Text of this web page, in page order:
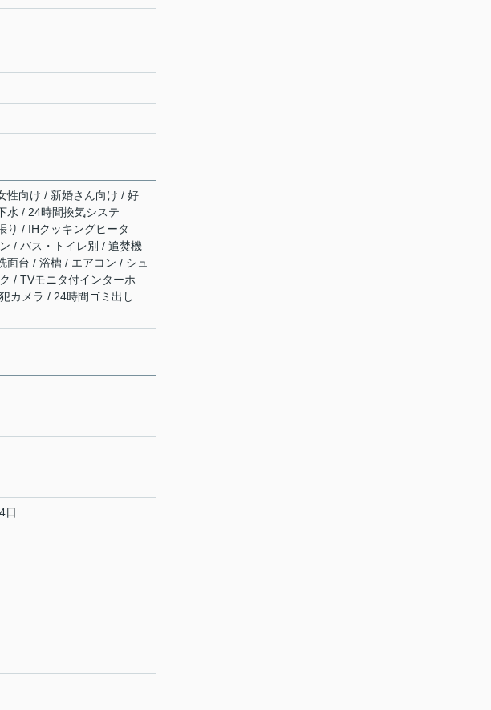
性向け / 新婚さん向け / 好
水 / 24時間換気システ
り / IHクッキングヒータ
/ バス・トイレ別 / 追焚機
台 / 浴槽 / エアコン / シュ
/ TVモニタ付インターホ
カメラ / 24時間ゴミ出し
日